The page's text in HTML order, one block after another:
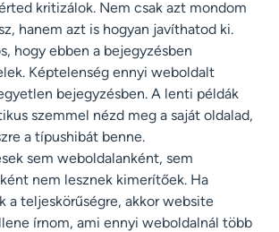
kritizálok. Nem csak azt mondom
hanem azt is hogyan javíthatod ki.
hogy ebben a bejegyzésben
Képtelenség ennyi weboldalt
bejegyzésben. A lenti példák
szemmel nézd meg a saját oldalad,
a típushibát benne.
sem weboldalanként, sem
nem lesznek kimerítőek. Ha
a teljeskörűségre, akkor website
írnom, ami ennyi weboldalnál több